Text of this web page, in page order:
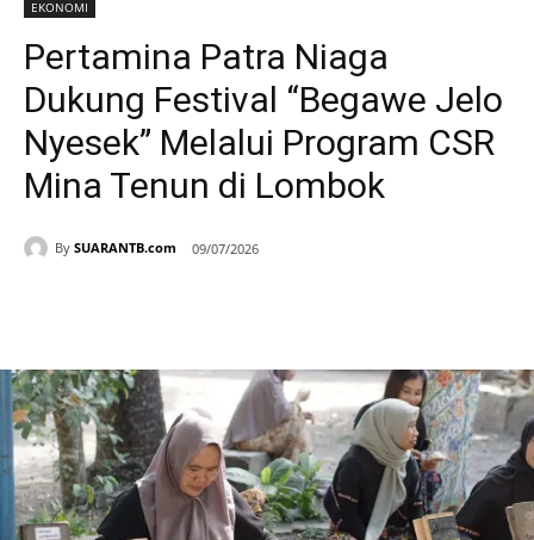
EKONOMI
Pertamina Patra Niaga
Dukung Festival “Begawe Jelo
Nyesek” Melalui Program CSR
Mina Tenun di Lombok
By SUARANTB.com 09/07/2026